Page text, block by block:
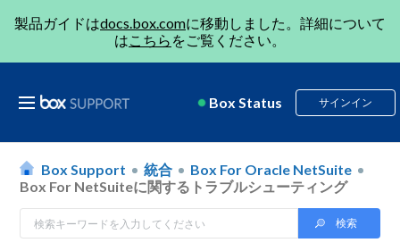
製品ガイドはdocs.box.comに移動しました。詳細について
はこちら をご覧ください。
Box Status サインイン
Box Support 統合
Box For Oracle NetSuite
Box For NetSuiteに関するトラブルシューティング